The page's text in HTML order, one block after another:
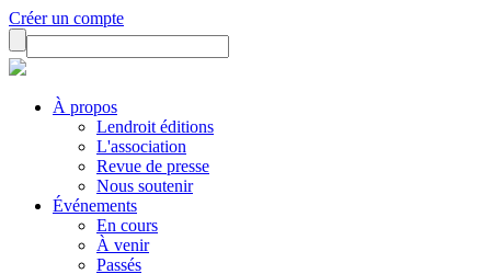
Créer un compte
À propos
Lendroit éditions
L'association
Revue de presse
Nous soutenir
Événements
En cours
À venir
Passés